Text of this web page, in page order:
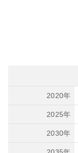
2020年
2025年
2030年